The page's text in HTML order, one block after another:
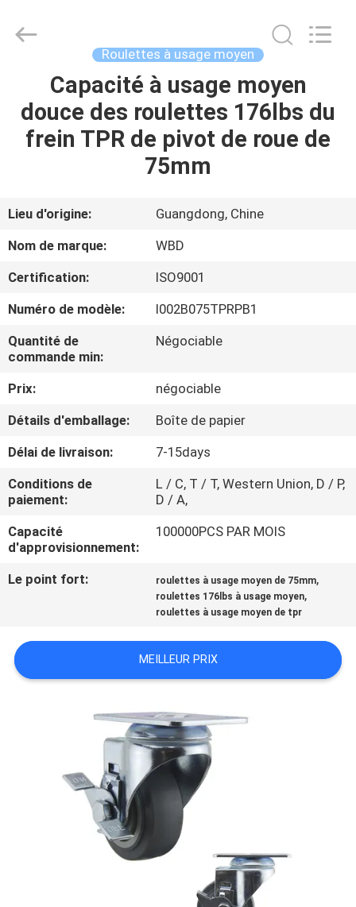
MAISON
PRODUITS
AU
DE
NOUS
VISITE
D'USINE
CONTRÔLE
DE
QUALITÉ
CONTACTEZ-
NOUS
UNE
CITATION
Metal
Roulettes à usage moyen
Capacité à usage moyen
douce des roulettes 176lbs du
frein TPR de pivot de roue de
75mm
Lieu d'origine:
Guangdong, Chine
Nom de marque:
WBD
Certification:
ISO9001
Numéro de modèle:
I002B075TPRPB1
Quantité de
commande min:
Négociable
Prix:
négociable
Détails d'emballage:
Boîte de papier
Délai de livraison:
7-15days
Conditions de
paiement:
L / C, T / T, Western Union, D / P,
D / A,
Capacité
d'approvisionnement:
100000PCS PAR MOIS
Le point fort: roulettes à usage moyen de 75mm,
roulettes 176lbs à usage moyen,
roulettes à usage moyen de tpr
MEILLEUR PRIX